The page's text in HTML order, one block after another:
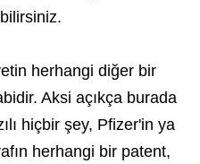
herhangi diğer bir
Aksi açıkça burada
hiçbir şey, Pfizer'in ya
herhangi bir patent,